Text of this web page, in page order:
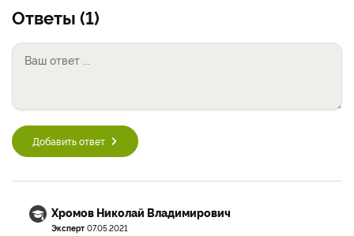
Ответы (1)
Добавить ответ
Хромов Николай Владимирович
Эксперт 07.05.2021